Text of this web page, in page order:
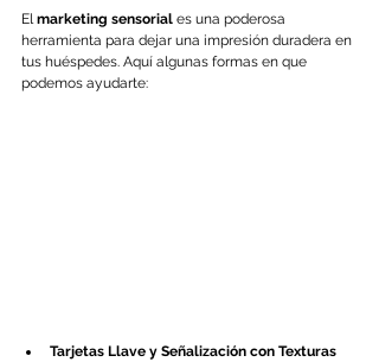
El marketing sensorial es una poderosa
herramienta para dejar una impresión duradera en
tus huéspedes. Aquí algunas formas en que
podemos ayudarte:
Tarjetas Llave y Señalización con Texturas